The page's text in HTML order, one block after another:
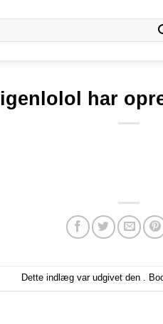
har
Dette indlæg var udgivet den .